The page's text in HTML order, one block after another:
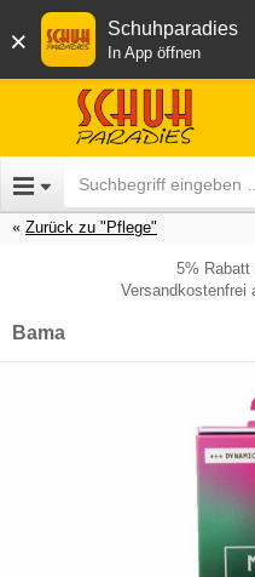
× Schuhparadies
In App öffnen
Zurück zu "Pflege"
5% Rabatt
Versandkostenfrei
Bama